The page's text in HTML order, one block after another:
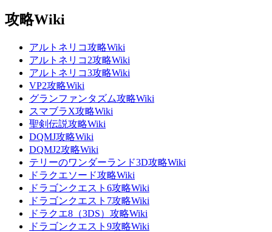
攻略Wiki
アルトネリコ攻略Wiki
アルトネリコ2攻略Wiki
アルトネリコ3攻略Wiki
VP2攻略Wiki
グランファンタズム攻略Wiki
スマブラX攻略Wiki
聖剣伝説攻略Wiki
DQMJ攻略Wiki
DQMJ2攻略Wiki
テリーのワンダーランド3D攻略Wiki
ドラクエソード攻略Wiki
ドラゴンクエスト6攻略Wiki
ドラゴンクエスト7攻略Wiki
ドラクエ8（3DS）攻略Wiki
ドラゴンクエスト9攻略Wiki